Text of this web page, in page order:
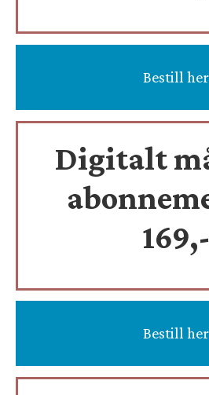
Bestill her
Digitalt
169,-
Bestill her